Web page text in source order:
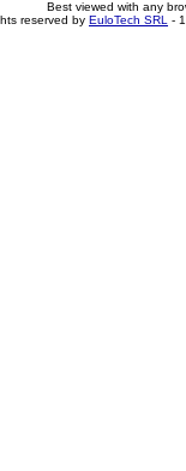
Best viewed with any
reserved by EuloTech SRL -